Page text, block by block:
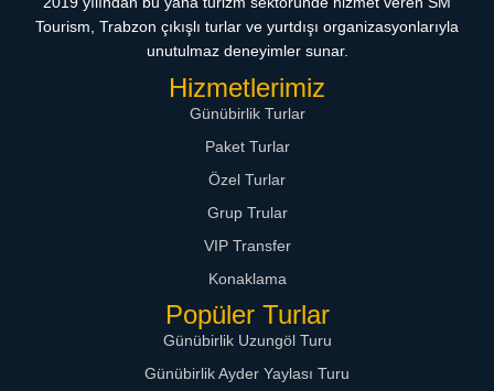
Tourism, Trabzon çıkışlı turlar ve yurtdışı organizasyonlarıyla
unutulmaz deneyimler sunar.
Hizmetlerimiz
Günübirlik Turlar
Paket Turlar
Özel Turlar
Grup Trular
VIP Transfer
Konaklama
Popüler Turlar
Günübirlik Uzungöl Turu
Günübirlik Ayder Yaylası Turu